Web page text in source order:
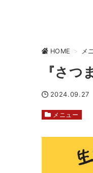
HOME > メ
『さ
2024.09.27
メニュー